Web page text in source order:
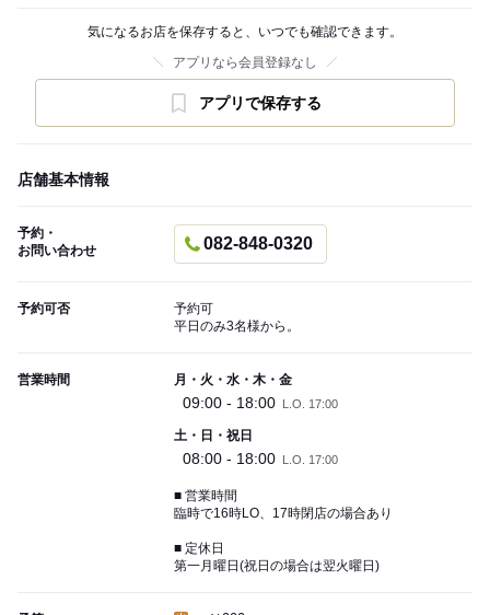
気になるお店を保存すると、いつでも確認できます。
アプリなら会員登録なし
アプリで保存する
店舗基本情報
予約・
お問い合わせ
082-848-0320
予約可否
予約可
平日のみ3名様から。
営業時間 月・火・水・木・金
09:00 - 18:00 L.O. 17:00
土・日・祝日
08:00 - 18:00 L.O. 17:00
■ 営業時間
臨時で16時LO、17時閉店の場合あり
■ 定休日
第一月曜日(祝日の場合は翌火曜日)